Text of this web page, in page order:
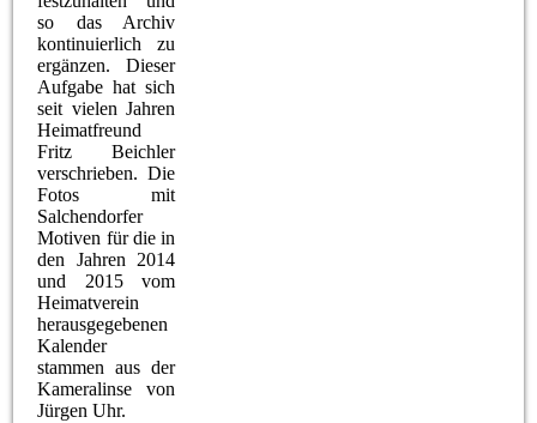
so das Archiv
kontinuierlich zu
ergänzen. Dieser
Aufgabe hat sich
seit vielen Jahren
Heimatfreund
Fritz Beichler
verschrieben. Die
Fotos mit
Salchendorfer
Motiven für die in
den Jahren 2014
und 2015 vom
Heimatverein
herausgegebenen
Kalender
stammen aus der
Kameralinse von
Jürgen Uhr.